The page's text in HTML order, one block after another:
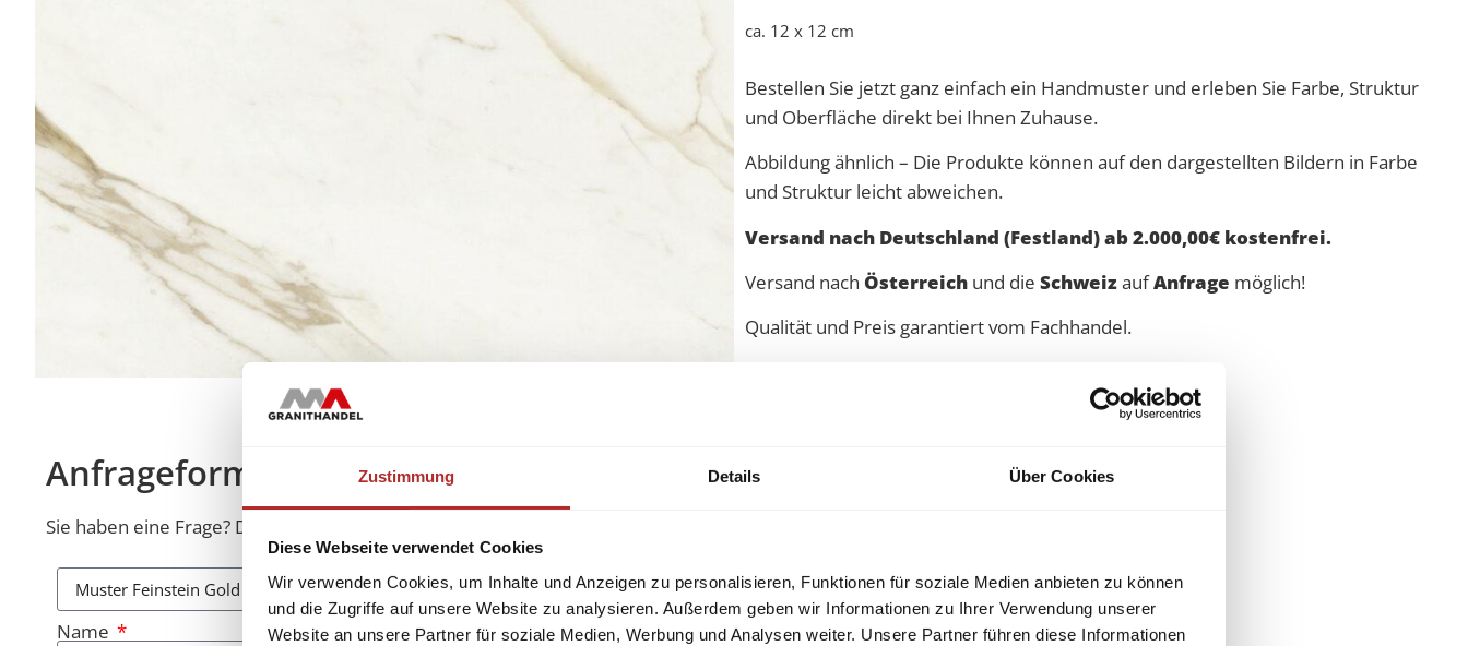
Zustimmung Details Über Cookies
Diese Webseite verwendet Cookies
Wir verwenden Cookies, um Inhalte und Anzeigen zu personalisieren, Funktionen für soziale Medien anbieten zu können
und die Zugriffe auf unsere Website zu analysieren. Außerdem geben wir Informationen zu Ihrer Verwendung unserer
Website an unsere Partner für soziale Medien, Werbung und Analysen weiter. Unsere Partner führen diese Informationen
Anfrageformular
Sie haben eine Frage? Diese beantworten wir Ihnen gerne.
Name
ca. 12 x 12 cm
Bestellen Sie jetzt ganz einfach ein Handmuster und erleben Sie Farbe, Struktur
und Oberfläche direkt bei Ihnen Zuhause.
Abbildung ähnlich – Die Produkte können auf den dargestellten Bildern in Farbe
und Struktur leicht abweichen.
Versand nach Deutschland (Festland) ab 2.000,00€ kostenfrei.
Versand nach Österreich und die SchweizaufAnfrage möglich!
Qualität und Preis garantiert vom Fachhandel.